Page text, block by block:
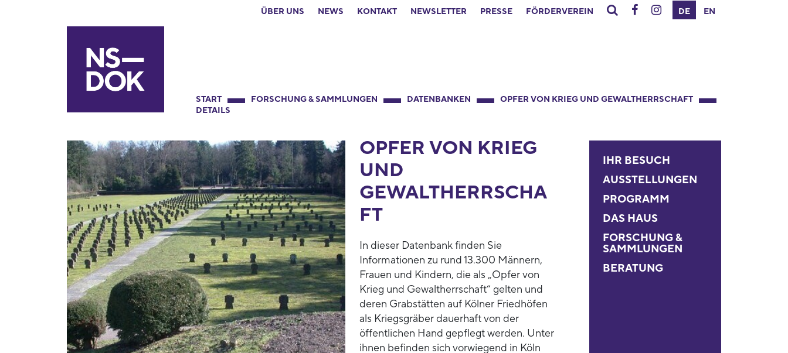
ÜBER UNS NEWS KONTAKT NEWSLETTER PRESSE FÖRDERVEREIN DE EN
START FORSCHUNG & SAMMLUNGEN DATENBANKEN
OPFER VON KRIEG UND GEWALTHERRSCHAFT
DETAILS
OPFER VON KRIEG
UND
GEWALTHERRSCHA
FT
In dieser Datenbank finden Sie
Informationen zu rund 13.300 Männern,
Frauen und Kindern, die als „Opfer von
Krieg und Gewaltherrschaft“ gelten und
deren Grabstätten auf Kölner Friedhöfen
als Kriegsgräber dauerhaft von der
öffentlichen Hand gepflegt werden. Unter
ihnen befinden sich vorwiegend in Köln
IHR BESUCH
AUSSTELLUNGEN
PROGRAMM
DAS HAUS
FORSCHUNG &
SAMMLUNGEN
BERATUNG